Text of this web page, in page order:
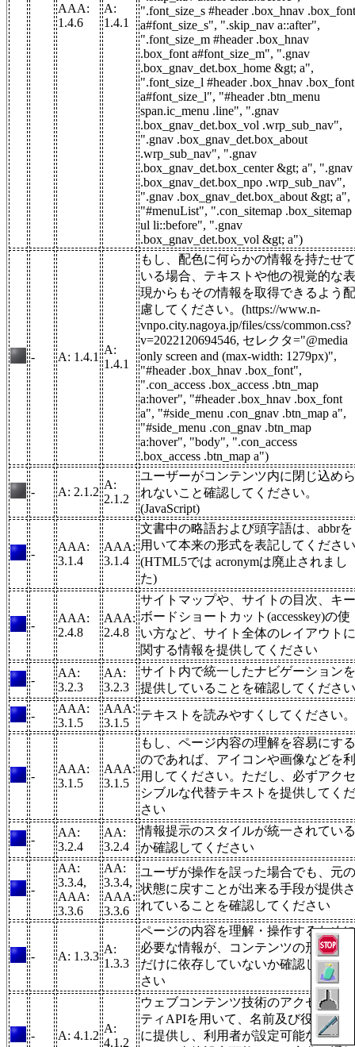
AAA:
1.4.6
A:
1.4.1
".font_size_s #header .box_hnav .box_font
a#font_size_s", ".skip_nav a::after",
".font_size_m #header .box_hnav
.box_font a#font_size_m", ".gnav
.box_gnav_det.box_home &gt; a",
".font_size_l #header .box_hnav .box_font
a#font_size_l", "#header .btn_menu
span.ic_menu .line", ".gnav
.box_gnav_det.box_vol .wrp_sub_nav",
".gnav .box_gnav_det.box_about
.wrp_sub_nav", ".gnav
.box_gnav_det.box_center &gt; a", ".gnav
.box_gnav_det.box_npo .wrp_sub_nav",
".gnav .box_gnav_det.box_about &gt; a",
"#menuList", ".con_sitemap .box_sitemap
ul li::before", ".gnav
.box_gnav_det.box_vol &gt; a")
- A: 1.4.1
A:
1.4.1
もし、配色に何らかの情報を持たせて
いる場合、テキストや他の視覚的な表
現からもその情報を取得できるよう配
慮してください。(https://www.n-
vnpo.city.nagoya.jp/files/css/common.css?
v=2022120694546, セレクタ="@media
only screen and (max-width: 1279px)",
"#header .box_hnav .box_font",
".con_access .box_access .btn_map
a:hover", "#header .box_hnav .box_font
a", "#side_menu .con_gnav .btn_map a",
"#side_menu .con_gnav .btn_map
a:hover", "body", ".con_access
.box_access .btn_map a")
- A: 2.1.2
A:
2.1.2
ユーザーがコンテンツ内に閉じ込めら
れないこと確認してください。
(JavaScript)
-
AAA:
3.1.4
AAA:
3.1.4
文書中の略語および頭字語は、abbrを
用いて本来の形式を表記してください
(HTML5では acronymは廃止されまし
た)
-
AAA:
2.4.8
AAA:
2.4.8
サイトマップや、サイトの目次、キー
ボードショートカット(accesskey)の使
い方など、サイト全体のレイアウトに
関する情報を提供してください
-
AA:
3.2.3
AA:
3.2.3
サイト内で統一したナビゲーションを
提供していることを確認してください
-
AAA:
3.1.5
AAA:
3.1.5
テキストを読みやすくしてください。
-
AAA:
3.1.5
AAA:
3.1.5
もし、ページ内容の理解を容易にする
のであれば、アイコンや画像などを利
用してください。ただし、必ずアクセ
シブルな代替テキストを提供してくだ
さい
-
AA:
3.2.4
AA:
3.2.4
情報提示のスタイルが統一されている
か確認してください
-
AA:
3.3.4,
AAA:
3.3.6
AA:
3.3.4,
AAA:
3.3.6
ユーザが操作を誤った場合でも、元の
状態に戻すことが出来る手段が提供さ
れていることを確認してください
- A: 1.3.3
A:
1.3.3
ページの内容を理解・操作するために
必要な情報が、コンテンツの形や位置
だけに依存していないか確認してくだ
さい
- A: 4.1.2
A:
4.1.2
ウェブコンテンツ技術のアクセシビリ
ティAPIを用いて、名前及び役割を
に提供し、利用者が設定可能なプロパ